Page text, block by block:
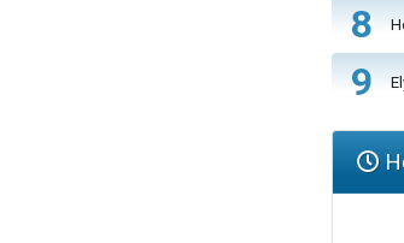
8
9